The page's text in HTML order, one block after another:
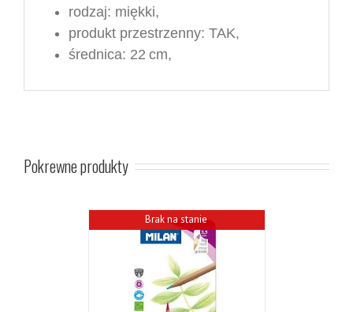
rodzaj: miękki,
produkt przestrzenny: TAK,
średnica: 22 cm,
Pokrewne produkty
Brak na stanie